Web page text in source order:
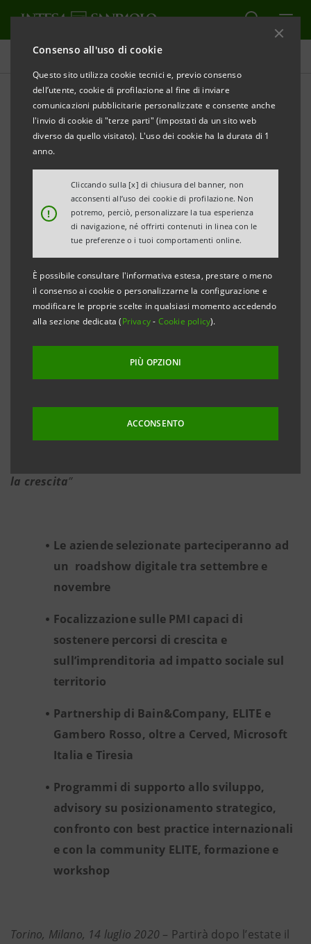
Consenso all'uso di cookie
Questo sito utilizza cookie tecnici e, previo consenso
dell’utente, cookie di profilazione al fine di inviare
comunicazioni pubblicitarie personalizzate e consente anche
l'invio di cookie di "terze parti" (impostati da un sito web
diverso da quello visitato). L'uso dei cookie ha la durata di 1
anno.
!
Cliccando sulla [x] di chiusura del banner, non
acconsenti all’uso dei cookie di profilazione. Non
potremo, perciò, personalizzare la tua esperienza
di navigazione, né offrirti contenuti in linea con le
tue preferenze o i tuoi comportamenti online.
È possibile consultare l'informativa estesa, prestare o meno
il consenso ai cookie o personalizzarne la configurazione e
modificare le proprie scelte in qualsiasi momento accedendo
alla sezione dedicata (Privacy- Cookie policy).
PIÙ OPZIONI
ACCONSENTO
Comunicati stampa
STAMPA AGGIORNA
Comunicato Stampa
LE ECCELLENZE DEI TERRITORI PER REAGIRE ALLA
INTESA SANPAOLO RILANCIA “IMPRESE VINCENTI”
IL PROGRAMMA DI VALORIZZAZIONE DELLE PMI
Oltre 4000 le aziende candidate
Per noi tutte le imprese
impegnando nella ripartenza sono comunque
la crescita”
Le aziende selezionate parteciperanno ad
un roadshow digitale tra settembre e
novembre
Focalizzazione sulle PMI capaci di
sostenere percorsi di crescita e
sull’imprenditoria ad impatto sociale sul
territorio
Partnership di Bain&Company, ELITE e
Gambero Rosso, oltre a Cerved, Microsoft
Italia e Tiresia
Programmi di supporto allo sviluppo,
advisory su posizionamento strategico,
confronto con best practice internazionali
e con la community ELITE, formazione e
workshop
Torino, Milano, 14 luglio 2020 – Partirà dopo l’estate il